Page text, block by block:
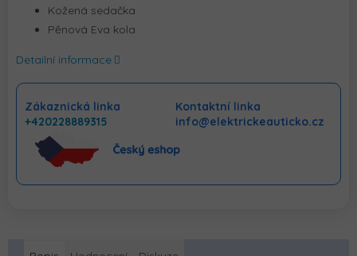
Kožená sedačka
Pěnová Eva kola
Detailní informace
Zákaznická linka
+420228889315
Kontaktní linka
info@elektrickeauticko.cz